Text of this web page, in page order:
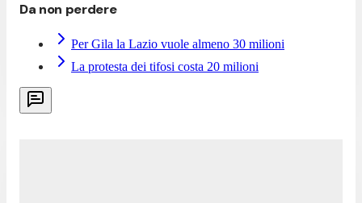
Da non perdere
Per Gila la Lazio vuole almeno 30 milioni
La protesta dei tifosi costa 20 milioni